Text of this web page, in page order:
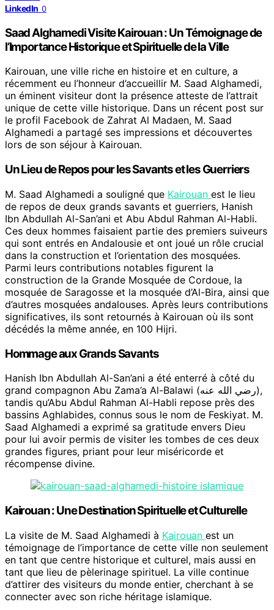
LinkedIn 0
Saad Alghamedi Visite Kairouan : Un Témoignage de
l’Importance Historique et Spirituelle de la Ville
Kairouan, une ville riche en histoire et en culture, a
récemment eu l’honneur d’accueillir M. Saad Alghamedi,
un éminent visiteur dont la présence atteste de l’attrait
unique de cette ville historique. Dans un récent post sur
le profil Facebook de Zahrat Al Madaen, M. Saad
Alghamedi a partagé ses impressions et découvertes
lors de son séjour à Kairouan.
Un Lieu de Repos pour les Savants et les Guerriers
M. Saad Alghamedi a souligné que Kairouan est le lieu
de repos de deux grands savants et guerriers, Hanish
Ibn Abdullah Al-San’ani et Abu Abdul Rahman Al-Habli.
Ces deux hommes faisaient partie des premiers suiveurs
qui sont entrés en Andalousie et ont joué un rôle crucial
dans la construction et l’orientation des mosquées.
Parmi leurs contributions notables figurent la
construction de la Grande Mosquée de Cordoue, la
mosquée de Saragosse et la mosquée d’Al-Bira, ainsi que
d’autres mosquées andalouses. Après leurs contributions
significatives, ils sont retournés à Kairouan où ils sont
décédés la même année, en 100 Hijri.
Hommage aux Grands Savants
Hanish Ibn Abdullah Al-San’ani a été enterré à côté du
grand compagnon Abu Zama’a Al-Balawi (رضي الله عنه),
tandis qu’Abu Abdul Rahman Al-Habli repose près des
bassins Aghlabides, connus sous le nom de Feskiyat. M.
Saad Alghamedi a exprimé sa gratitude envers Dieu
pour lui avoir permis de visiter les tombes de ces deux
grandes figures, priant pour leur miséricorde et
récompense divine.
Kairouan : Une Destination Spirituelle et Culturelle
La visite de M. Saad Alghamedi à Kairouan est un
témoignage de l’importance de cette ville non seulement
en tant que centre historique et culturel, mais aussi en
tant que lieu de pèlerinage spirituel. La ville continue
d’attirer des visiteurs du monde entier, cherchant à se
connecter avec son riche héritage islamique.